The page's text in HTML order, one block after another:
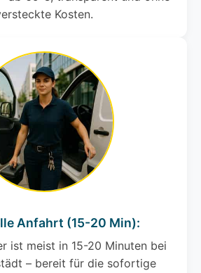
Kosten.
Anfahrt (15-20 Min):
ist meist in 15-20 Minuten bei
– bereit für die sofortige